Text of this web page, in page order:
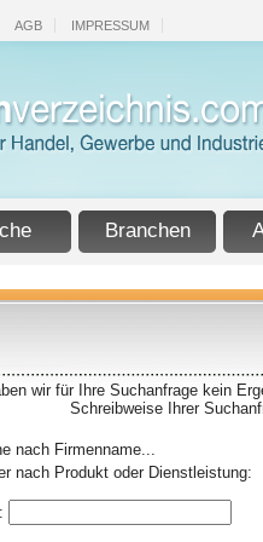
AGB IMPRESSUM
Branchen
wir für Ihre Suchanfrage kein
Schreibweise Ihrer
nach Firmenname...
nach Produkt oder Dienstleistung: